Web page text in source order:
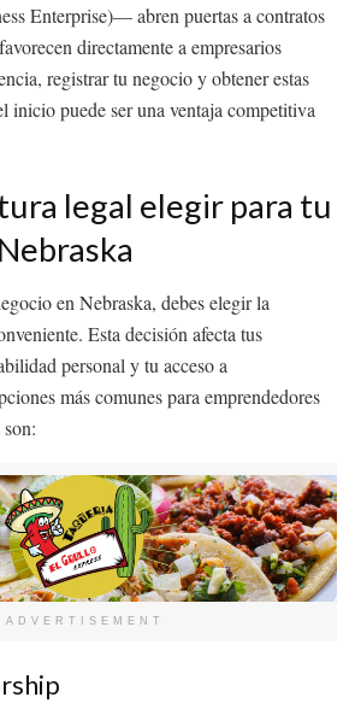
Enterprise)— abren puertas a contratos
directamente a empresarios
registrar tu negocio y obtener estas
inicio puede ser una ventaja competitiva
legal elegir para tu
en Nebraska, debes elegir la
Esta decisión afecta tus
personal y tu acceso a
más comunes para emprendedores
ADVERTISEMENT